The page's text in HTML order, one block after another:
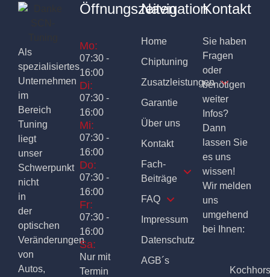
Als
spezialisiertes
Unternehmen
im
Bereich
Tuning
liegt
unser
Schwerpunkt
nicht
in
der
optischen
Veränderungen
von
Autos,
Öffnungszeiten
Mo:
07:30 -
16:00
Di:
07:30 -
16:00
Mi:
07:30 -
16:00
Do:
07:30 -
16:00
Fr:
07:30 -
16:00
Sa:
Nur mit
Termin
Navigation
Home
Chiptuning
Zusatzleistungen
Garantie
Über uns
Kontakt
Fach-
Beiträge
FAQ
Impressum
Datenschutz
AGB´s
Kontakt
Sie haben
Fragen
oder
benötigen
weiter
Infos?
Dann
lassen Sie
es uns
wissen!
Wir melden
uns
umgehend
bei Ihnen: